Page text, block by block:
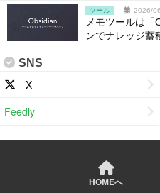
ツール 2026/
メモツールは「
ンでナレッジ蓄
SNS
X
Feedly
HOMEへ